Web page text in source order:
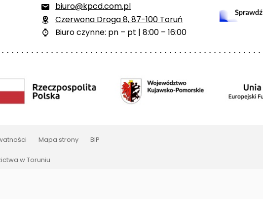
 biuro@kpcd.com.pl
 Czerwona Droga 8, 87-100 Toruń
 Biuro czynne: pn – pt | 8:00 – 16:00
Mapa strony BIP
w Toruniu